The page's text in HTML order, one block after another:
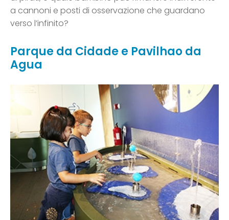
a cannoni e posti di osservazione che guardano
verso l’infinito?
Parque da Cidade e Pavilhao da
Agua